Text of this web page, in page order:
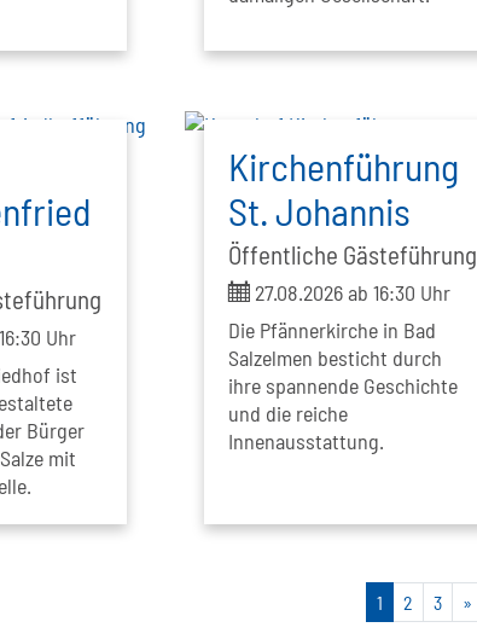
Uhr
ist
Bürger
mit
Kirchenführung
St. Johannis
Öffentliche Gästeführung
ticket
27.08.2026 ab 16:30 Uhr
Die Pfännerkirche in Bad
Salzelmen besticht durch
ihre spannende Geschichte
und die reiche
Innenausstattung.
1 2 3 »